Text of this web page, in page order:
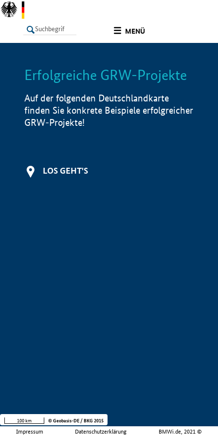
MENÜ
LISTE Info
Erfolgreiche GRW-Projekte
Auf der folgenden Deutschlandkarte
finden Sie konkrete Beispiele erfolgreicher
GRW-Projekte!
LOS GEHT'S
Impressum Datenschutzerklärung BMWi.de, 2021 ©
100 km © Geobasis-DE / BKG 2015